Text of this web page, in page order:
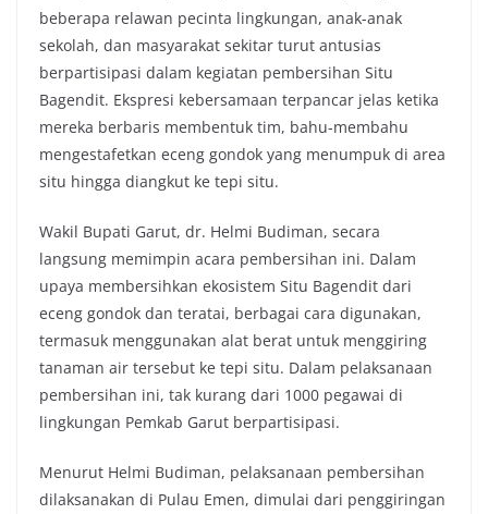
beberapa relawan pecinta lingkungan, anak-anak
sekolah, dan masyarakat sekitar turut antusias
berpartisipasi dalam kegiatan pembersihan Situ
Bagendit. Ekspresi kebersamaan terpancar jelas ketika
mereka berbaris membentuk tim, bahu-membahu
mengestafetkan eceng gondok yang menumpuk di area
situ hingga diangkut ke tepi situ.
Wakil Bupati Garut, dr. Helmi Budiman, secara
langsung memimpin acara pembersihan ini. Dalam
upaya membersihkan ekosistem Situ Bagendit dari
eceng gondok dan teratai, berbagai cara digunakan,
termasuk menggunakan alat berat untuk menggiring
tanaman air tersebut ke tepi situ. Dalam pelaksanaan
pembersihan ini, tak kurang dari 1000 pegawai di
lingkungan Pemkab Garut berpartisipasi.
Menurut Helmi Budiman, pelaksanaan pembersihan
dilaksanakan di Pulau Emen, dimulai dari penggiringan